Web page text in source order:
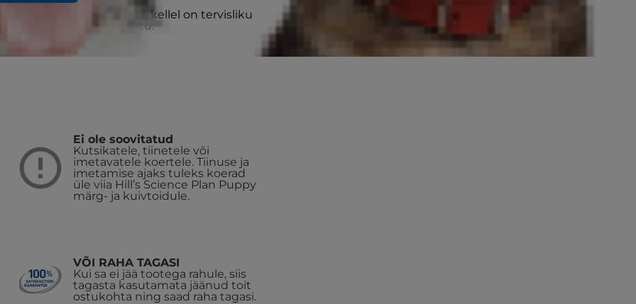
täiskasvanud koertele, kellel on tervisliku
energiasisaldusega toitu.
Ei ole soovitatud
Kutsikatele, tiinetele või
imetavatele koertele. Tiinuse ja
imetamise ajaks tuleks koerad
üle viia Hill’s Science Plan Puppy
märg- ja kuivtoidule.
VÕI RAHA TAGASI
Kui sa ei jää tootega rahule, siis
tagasta kasutamata jäänud toit
ostukohta ning saad raha tagasi.